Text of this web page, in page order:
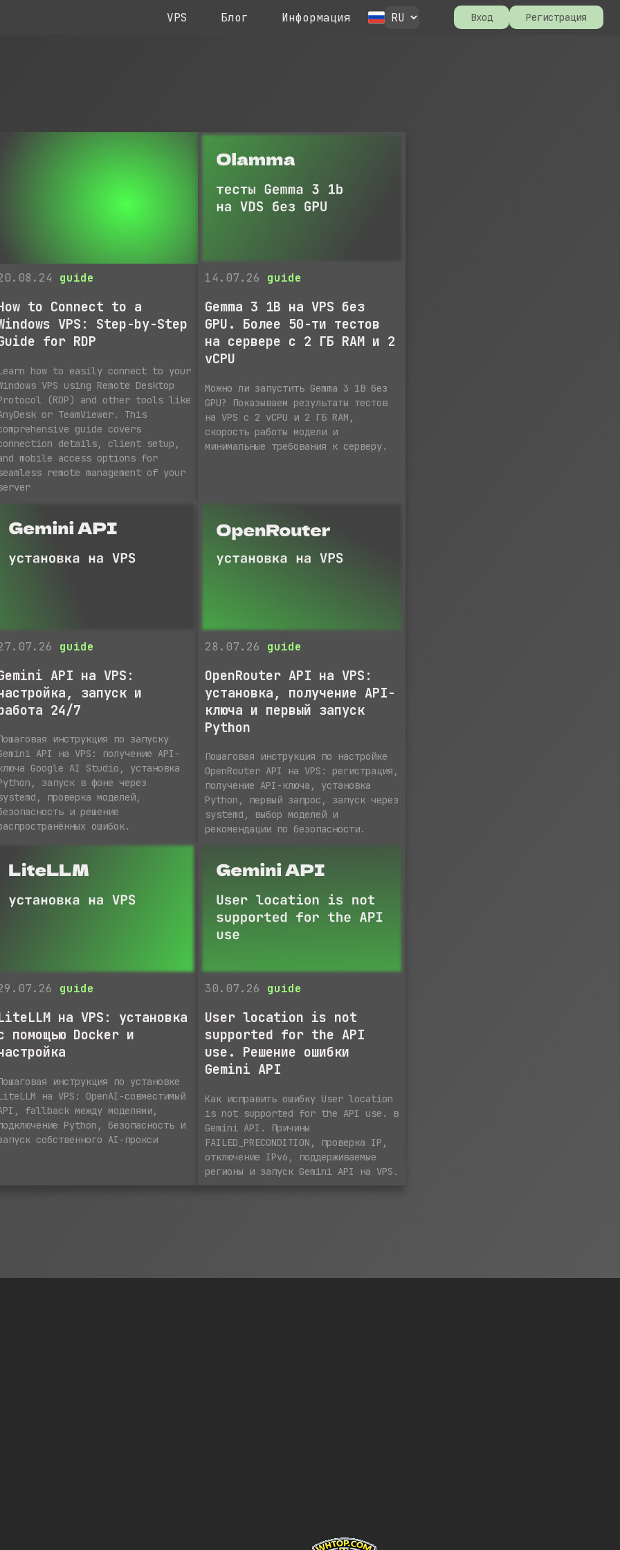
VPS Блог Информация Вход Регистрация
guide
to Connect to a
VPS: Step-by-Step
for RDP
how to easily connect to your
VPS using Remote Desktop
(RDP) and other tools like
or TeamViewer. This
guide covers
details, client setup,
mobile access options for
remote management of your
14.07.26 guide
Gemma 3 1B на VPS без
GPU. Более 50-ти тестов
на сервере с 2 ГБ RAM и 2
vCPU
Можно ли запустить Gemma 3 1B без
GPU? Показываем результаты тестов
на VPS с 2 vCPU и 2 ГБ RAM,
скорость работы модели и
минимальные требования к серверу.
guide
API на VPS:
запуск и
24/7
инструкция по запуску
API на VPS: получение API-
Google AI Studio, установка
запуск в фоне через
проверка моделей,
и решение
ошибок.
28.07.26 guide
OpenRouter API на VPS:
установка, получение API-
ключа и первый запуск
Python
Пошаговая инструкция по настройке
OpenRouter API на VPS: регистрация,
получение API-ключа, установка
Python, первый запрос, запуск через
systemd, выбор моделей и
рекомендации по безопасности.
guide
на VPS: установка
помощью Docker и
инструкция по установке
на VPS: OpenAI-совместимый
fallback между моделями,
Python, безопасность и
собственного AI-прокси
30.07.26 guide
User location is not
supported for the API
use. Решение ошибки
Gemini API
Как исправить ошибку User location
is not supported for the API use. в
Gemini API. Причины
FAILED_PRECONDITION, проверка IP,
отключение IPv6, поддерживаемые
регионы и запуск Gemini API на VPS.